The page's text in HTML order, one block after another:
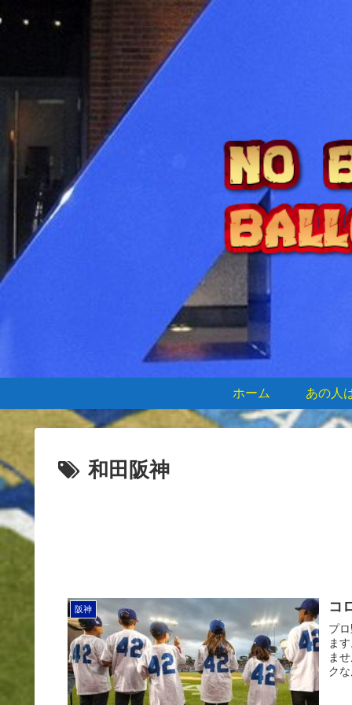
ホーム あの人
和田阪神
阪神 コ
プ
ま
ま
ク